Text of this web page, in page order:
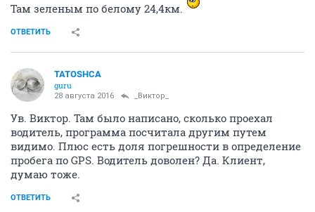
Там зеленым по белому 24,4км.
ОТВЕТИТЬ
TATOSHCA
guru
28 августа 2016 _Виктор_
Ув. Виктор. Там было написано, сколько проехал
водитель, программа посчитала другим путем
видимо. Плюс есть доля погрешности в определение
пробега по GPS. Водитель доволен? Да. Клиент,
думаю тоже.
ОТВЕТИТЬ